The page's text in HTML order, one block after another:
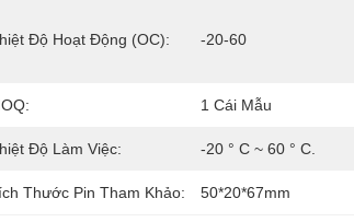
Độ Hoạt Động (oC): -20-60
1 Cái Mẫu
Độ Làm Việc: -20 ° C ~ 60 ° C.
Thước Pin Tham Khảo: 50*20*67mm